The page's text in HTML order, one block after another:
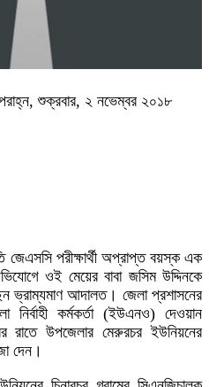
শুক্রবার, ২ নভেম্বর ২০১৮
জেএসসি পরীক্ষার্থী অপ্রাপ্ত বয়স্ক এক
ওই মেয়ের বাবা জসিম উদ্দিনকে
ভ্রাম্যমাণ আদালত। জেলা প্রশাসনের
নির্বাহী কর্মকর্তা (ইউএনও) দেওয়ান
রাতে উপজেলার মেরুরচর ইউনিয়নের
দেন।